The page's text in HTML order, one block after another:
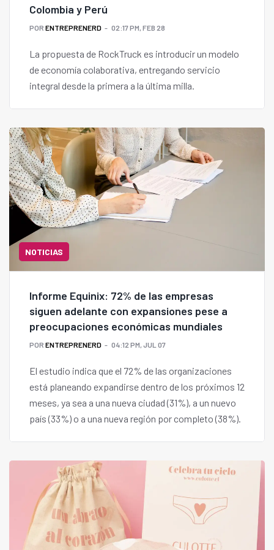
Colombia y Perú
POR ENTREPRENERD 02:17 PM, FEB 28
La propuesta de RockTruck es introducir un modelo
de economía colaborativa, entregando servicio
integral desde la primera a la última milla.
NOTICIAS
Informe Equinix: 72% de las empresas
siguen adelante con expansiones pese a
preocupaciones económicas mundiales
POR ENTREPRENERD 04:12 PM, JUL 07
El estudio indica que el 72% de las organizaciones
está planeando expandirse dentro de los próximos 12
meses, ya sea a una nueva ciudad (31%), a un nuevo
país (33%) o a una nueva región por completo (38%).